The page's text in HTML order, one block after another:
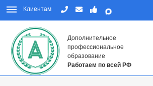
Клиентам
Дополнительное
профессиональное
образование
Работаем по всей РФ